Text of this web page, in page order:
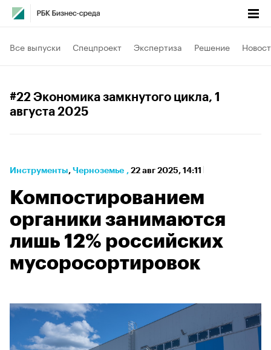
Все выпуски Спецпроект Экспертиза Решение
#22 Экономика замкнутого цикла, 1
августа 2025
Инструменты⁠, Черноземье , 22 авг 2025, 14:11
Компостированием
органики занимаются
лишь 12% российских
мусоросортировок